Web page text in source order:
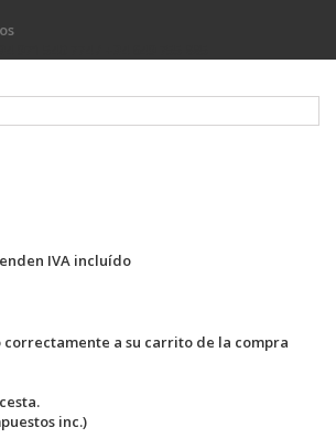
IVA incluído
a su carrito de la compra
inc.)